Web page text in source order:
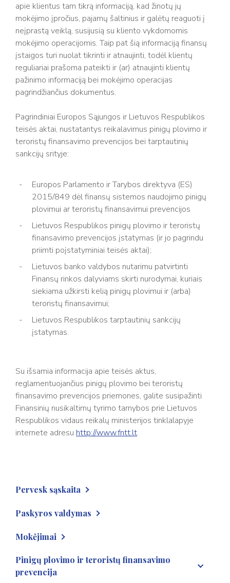
Pervesk sąskaita
Kas gali atsidaryti Pervesk sąskaitą?
Kokius dokumentus reikia pateikti fiziniam asmeniui, norint
atsidaryti Pervesk sąskaitą?
Kokius dokumentus reikia pateikti juridiniam asmeniui, norint
Paskyros valdymas
Kaip galiu prisijungti prie Pervesk sąskaitos?
Ar galiu prisijungti prie Pervesk sąskaitos esant užsienyje?
Mokėjimai
Ar atliekamoms operacijoms yra taikomi limitai?
Kaip galima sustabdyti vykdomą mokėjimą, patikrinti ar jis
Pinigų plovimo ir teroristų finansavimo
prevencija
apie klientus tam tikrą informaciją, kad žinotų jų
mokėjimo įpročius, pajamų šaltinius ir galėtų reaguoti į
neįprastą veiklą, susijusią su kliento vykdomomis
mokėjimo operacijomis. Taip pat šią informaciją finansų
įstaigos turi nuolat tikrinti ir atnaujinti, todėl klientų
reguliariai prašoma pateikti ir (ar) atnaujinti klientų
pažinimo informaciją bei mokėjimo operacijas
pagrindžiančius dokumentus.
Pagrindiniai Europos Sąjungos ir Lietuvos Respublikos
teisės aktai, nustatantys reikalavimus pinigų plovimo ir
teroristų finansavimo prevencijos bei tarptautinių
sankcijų srityje:
Europos Parlamento ir Tarybos direktyva (ES)
2015/849 dėl finansų sistemos naudojimo pinigų
plovimui ar teroristų finansavimui prevencijos
Lietuvos Respublikos pinigų plovimo ir teroristų
finansavimo prevencijos įstatymas (ir jo pagrindu
priimti poįstatyminiai teisės aktai);
Lietuvos banko valdybos nutarimu patvirtinti
Finansų rinkos dalyviams skirti nurodymai, kuriais
siekiama užkirsti kelią pinigų plovimui ir (arba)
teroristų finansavimui;
Lietuvos Respublikos tarptautinių sankcijų
įstatymas.
Su išsamia informacija apie teisės aktus,
reglamentuojančius pinigų plovimo bei teroristų
finansavimo prevencijos priemones, galite susipažinti
Finansinių nusikaltimų tyrimo tarnybos prie Lietuvos
Respublikos vidaus reikalų ministerijos tinklalapyje
internete adresu http://www.fntt.lt.